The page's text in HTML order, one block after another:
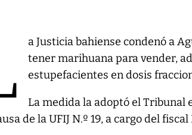
a Justicia bahiense condenó a
tener marihuana para vender,
estupefacientes en dosis
La medida la adoptó el Tribunal
de la UFIJ N.º 19, a cargo del